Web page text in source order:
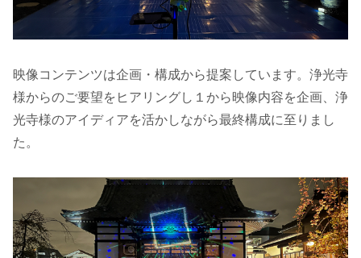
映像コンテンツは企画・構成から提案しています。浄光寺
様からのご要望をヒアリングし１から映像内容を企画、浄
光寺様のアイディアを活かしながら最終構成に至りまし
た。